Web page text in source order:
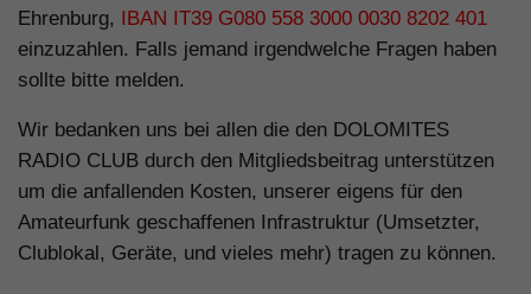
Ehrenburg, IBAN IT39 G080 558 3000 0030 8202 401
einzuzahlen. Falls jemand irgendwelche Fragen haben
sollte bitte melden.
Wir bedanken uns bei allen die den DOLOMITES
RADIO CLUB durch den Mitgliedsbeitrag unterstützen
um die anfallenden Kosten, unserer eigens für den
Amateurfunk geschaffenen Infrastruktur (Umsetzter,
Clublokal, Geräte, und vieles mehr) tragen zu können.